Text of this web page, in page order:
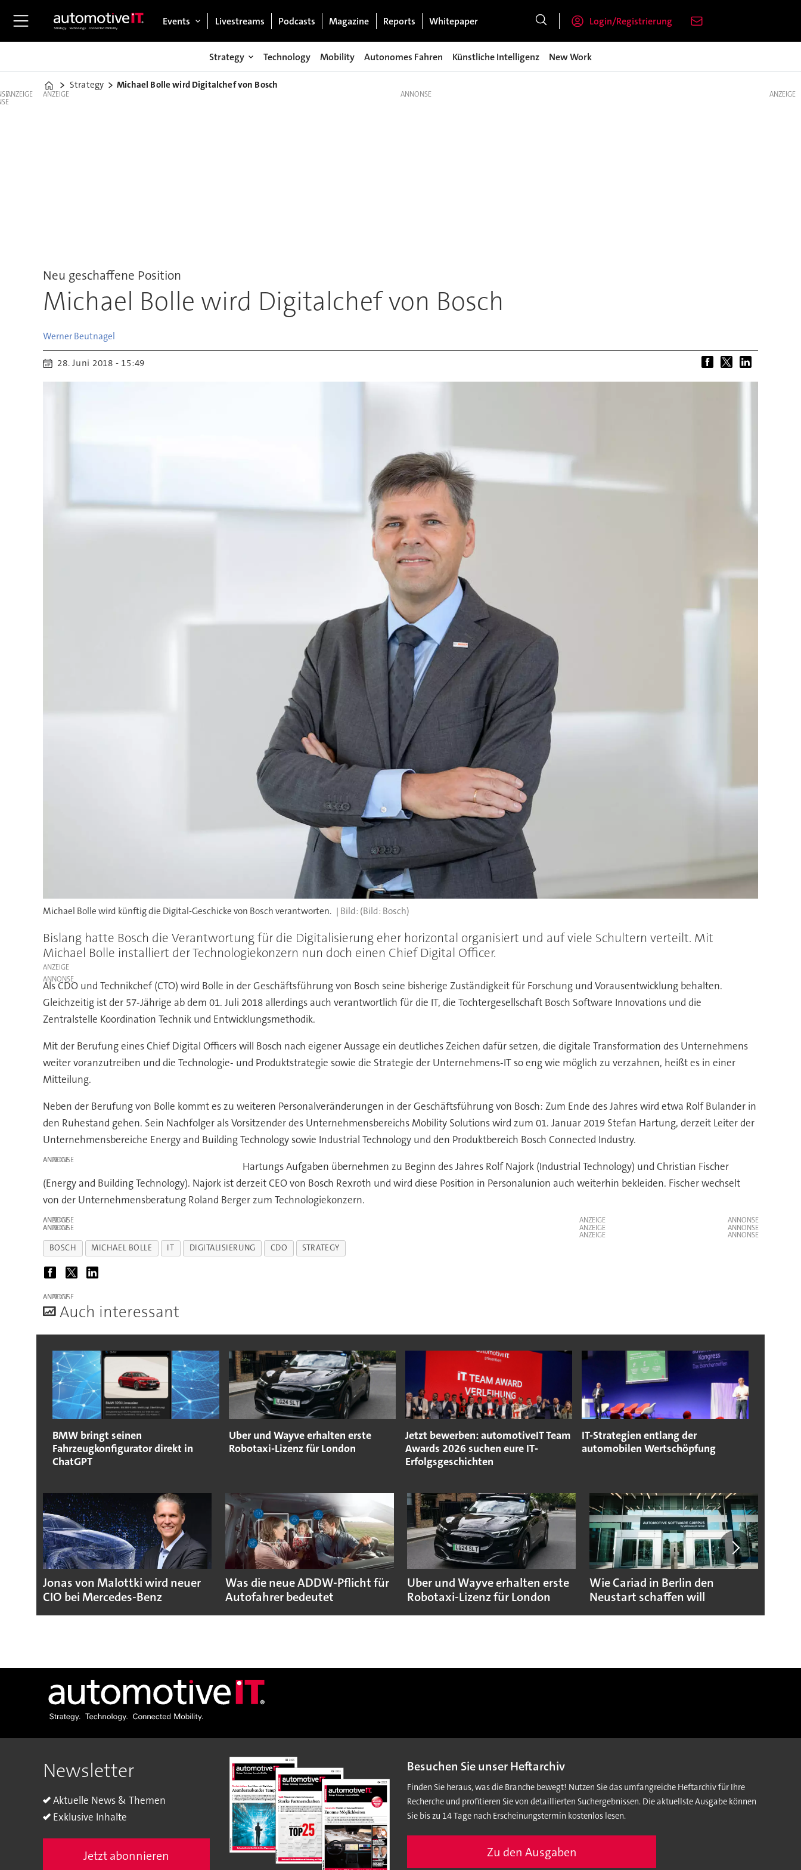
Events Livestreams Podcasts Magazine Reports Whitepaper Login/Registrierung
Strategy Technology Mobility Autonomes Fahren Künstliche Intelligenz New Work
Home
Strategy Michael Bolle wird Digitalchef von Bosch
ANZEIGE ANZEIGE
Neu geschaffene Position
Michael Bolle wird Digitalchef von Bosch
Werner Beutnagel
28. Juni 2018 - 15:49
Michael Bolle wird künftig die Digital-Geschicke von Bosch verantworten. (Bild: Bosch)
Bislang hatte Bosch die Verantwortung für die Digitalisierung eher horizontal organisiert und auf viele Schultern verteilt. Mit
Michael Bolle installiert der Technologiekonzern nun doch einen Chief Digital Officer.
ANZEIGE
Als CDO und Technikchef (CTO) wird Bolle in der Geschäftsführung von Bosch seine bisherige Zuständigkeit für Forschung und Vorausentwicklung behalten.
Gleichzeitig ist der 57-Jährige ab dem 01. Juli 2018 allerdings auch verantwortlich für die IT, die Tochtergesellschaft Bosch Software Innovations und die
Zentralstelle Koordination Technik und Entwicklungsmethodik.
Mit der Berufung eines Chief Digital Officers will Bosch nach eigener Aussage ein deutliches Zeichen dafür setzen, die digitale Transformation des Unternehmens
weiter voranzutreiben und die Technologie- und Produktstrategie sowie die Strategie der Unternehmens-IT so eng wie möglich zu verzahnen, heißt es in einer
Mitteilung.
Neben der Berufung von Bolle kommt es zu weiteren Personalveränderungen in der Geschäftsführung von Bosch: Zum Ende des Jahres wird etwa Rolf Bulander in
den Ruhestand gehen. Sein Nachfolger als Vorsitzender des Unternehmensbereichs Mobility Solutions wird zum 01. Januar 2019 Stefan Hartung, derzeit Leiter der
Unternehmensbereiche Energy and Building Technology sowie Industrial Technology und den Produktbereich Bosch Connected Industry.
ANZEIGE
Hartungs Aufgaben übernehmen zu Beginn des Jahres Rolf Najork (Industrial Technology) und Christian Fischer
(Energy and Building Technology). Najork ist derzeit CEO von Bosch Rexroth und wird diese Position in Personalunion auch weiterhin bekleiden. Fischer wechselt
von der Unternehmensberatung Roland Berger zum Technologiekonzern.
ANZEIGE
ANZEIGE
ANZEIGE
ANZEIGE
ANZEIGE
BOSCH MICHAEL BOLLE IT DIGITALISIERUNG CDO STRATEGY
ANZEIGE
Auch interessant
BMW bringt seinen
Fahrzeugkonfigurator direkt in
ChatGPT
Uber und Wayve erhalten erste
Robotaxi-Lizenz für London
Jetzt bewerben: automotiveIT Team
Awards 2026 suchen eure IT‐
Erfolgsgeschichten
IT-Strategien entlang der
automobilen Wertschöpfung
Jonas von Malottki wird neuer
CIO bei Mercedes-Benz
Was die neue ADDW-Pflicht für
Autofahrer bedeutet
Uber und Wayve erhalten erste
Robotaxi-Lizenz für London
Wie Cariad in Berlin den
Neustart schaffen will
ANZEIGE
Newsletter
Aktuelle News & Themen
Exklusive Inhalte
Jetzt abonnieren
Besuchen Sie unser Heftarchiv
Finden Sie heraus, was die Branche bewegt! Nutzen Sie das umfangreiche Heftarchiv für Ihre
Recherche und profitieren Sie von detaillierten Suchergebnissen. Die aktuellste Ausgabe können
Sie bis zu 14 Tage nach Erscheinungstermin kostenlos lesen.
Zu den Ausgaben